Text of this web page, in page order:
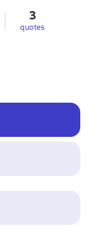
3
quotes